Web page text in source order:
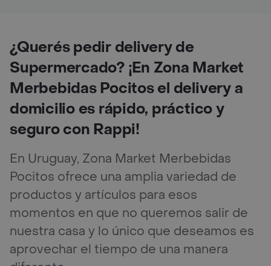
¿Querés pedir delivery de
Supermercado? ¡En Zona Market
Merbebidas Pocitos el delivery a
domicilio es rápido, práctico y
seguro con Rappi!
En Uruguay, Zona Market Merbebidas
Pocitos ofrece una amplia variedad de
productos y artículos para esos
momentos en que no queremos salir de
nuestra casa y lo único que deseamos es
aprovechar el tiempo de una manera